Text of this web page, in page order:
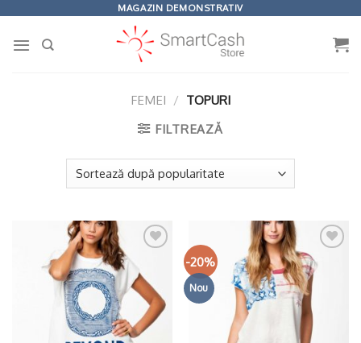
MAGAZIN DEMONSTRATIV
FEMEI / TOPURI
FILTREAZĂ
Wishlist
-20%
Nou
Adaugă
Wishlist